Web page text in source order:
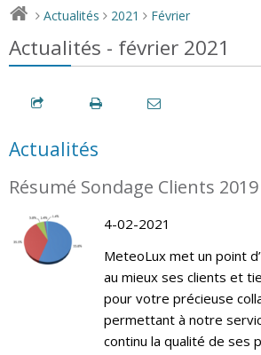
> Actualités > 2021 > Février
Actualités - février 2021
Actualités
Résumé Sondage Clients 2019
4-02-2021
MeteoLux met un point
au mieux ses clients et
pour votre précieuse
permettant à notre
continu la qualité de ses